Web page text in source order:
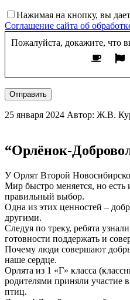
Нажимая на кнопку, вы
Соглашение сайта об
Пожалуйста, докажите, что
Отправить
25 января 2024 Автор: Ж.В.
“Орлёнок-
У Орлят Второй
Мир быстро меняется, но
правильный выбор.
Одна из этих ценностей –
другими.
Следуя по треку, ребята
готовности поддержать и
Почему люди совершают
наше сердце.
Орлята из 1 «Г» класса
родителями приняли участие
птиц.